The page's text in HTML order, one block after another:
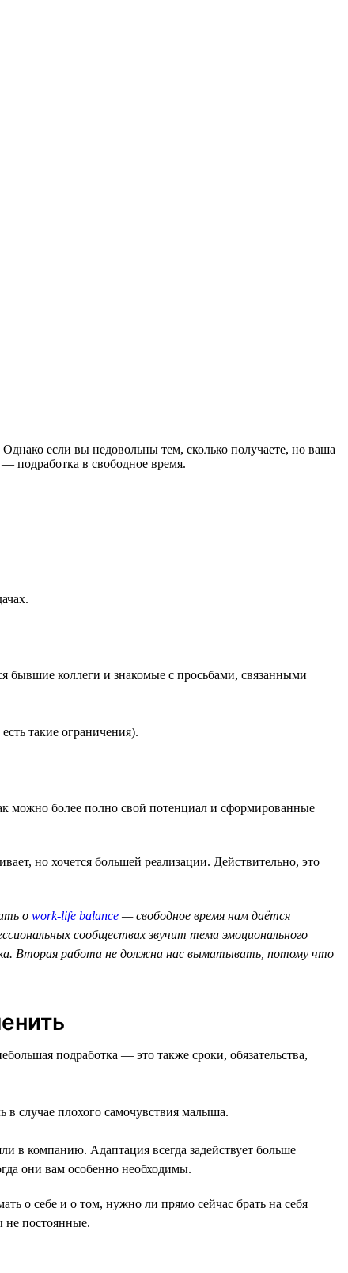
если вы недовольны тем, сколько получаете, но ваша
подработка в свободное время.
бывшие коллеги и знакомые с просьбами, связанными
такие ограничения).
можно более полно свой потенциал и сформированные
но хочется большей реализации. Действительно, это
о work-life balance — свободное время нам даётся
сообществах звучит тема эмоционального
Вторая работа не должна нас выматывать, потому что
подработка — это также сроки, обязательства,
в случае плохого самочувствия малыша.
в компанию. Адаптация всегда задействует больше
они вам особенно необходимы.
о себе и о том, нужно ли прямо сейчас брать на себя
не постоянные.